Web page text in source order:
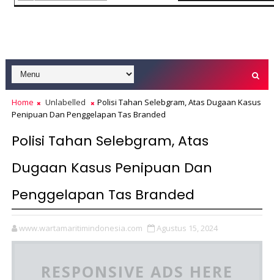
Home Unlabelled
Polisi Tahan Selebgram, Atas Dugaan Kasus
Penipuan Dan Penggelapan Tas Branded
Polisi Tahan Selebgram, Atas
Dugaan Kasus Penipuan Dan
Penggelapan Tas Branded
www.wartamaritimindonesia.com Agustus 15, 2024
RESPONSIVE ADS HERE